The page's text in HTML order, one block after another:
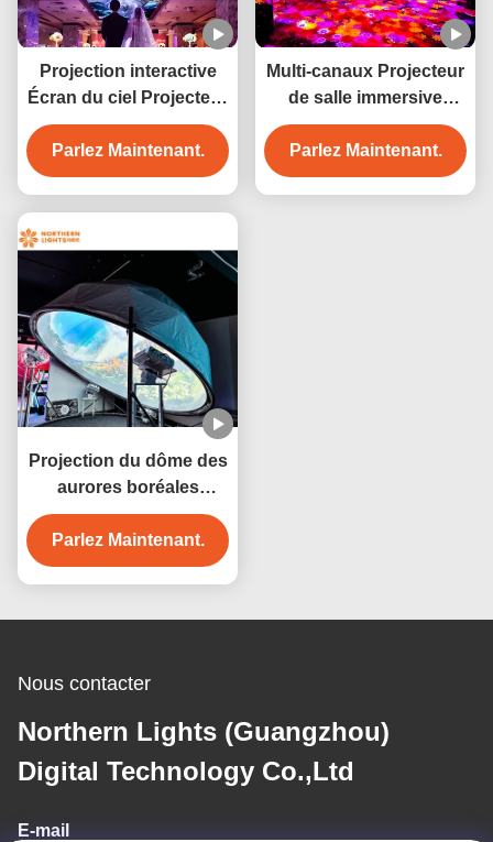
Projection interactive
Écran du ciel Projecteur
immersif pour centre
commercial
Parlez Maintenant.
Multi-canaux Projecteur
de salle immersive
Projection interactive
murale immersive
Parlez Maintenant.
Projection du dôme des
aurores boréales
Projecteur immersif
Projection vidéo du
dôme
Parlez Maintenant.
Nous contacter
Northern Lights (Guangzhou)
Digital Technology Co.,Ltd
E-mail